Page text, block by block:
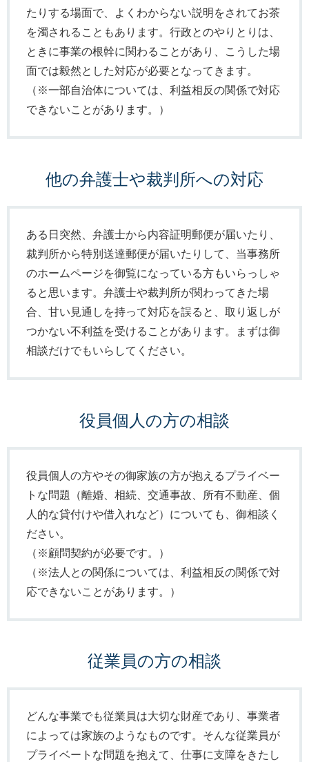
たりする場面で、よくわからない説明をされてお茶
を濁されることもあります。行政とのやりとりは、
ときに事業の根幹に関わることがあり、こうした場
面では毅然とした対応が必要となってきます。
（※一部自治体については、利益相反の関係で対応
できないことがあります。）
他の弁護士や裁判所への対応
ある日突然、弁護士から内容証明郵便が届いたり、
裁判所から特別送達郵便が届いたりして、当事務所
のホームページを御覧になっている方もいらっしゃ
ると思います。弁護士や裁判所が関わってきた場
合、甘い見通しを持って対応を誤ると、取り返しが
つかない不利益を受けることがあります。まずは御
相談だけでもいらしてください。
役員個人の方の相談
役員個人の方やその御家族の方が抱えるプライベー
トな問題（離婚、相続、交通事故、所有不動産、個
人的な貸付けや借入れなど）についても、御相談く
ださい。
（※顧問契約が必要です。）
（※法人との関係については、利益相反の関係で対
応できないことがあります。）
従業員の方の相談
どんな事業でも従業員は大切な財産であり、事業者
によっては家族のようなものです。そんな従業員が
プライベートな問題を抱えて、仕事に支障をきたし